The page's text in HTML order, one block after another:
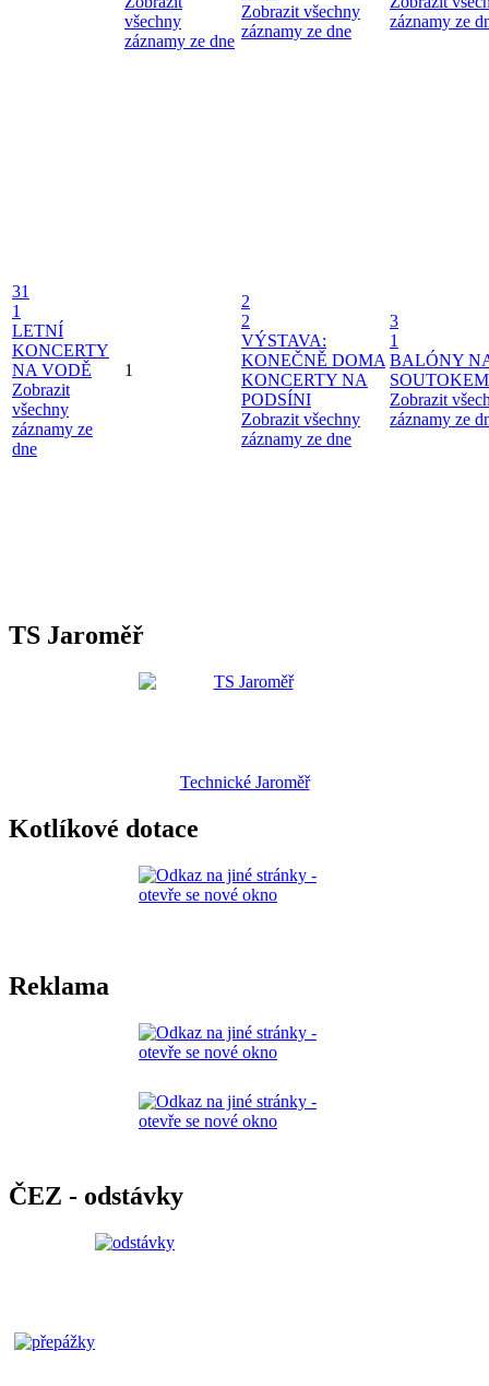
všechny
záznamy ze dne
Zobrazit všechny
záznamy ze dne
záznamy ze
31
1
LETNÍ
KONCERTY
NA VODĚ
Zobrazit
všechny
záznamy ze
dne
1
2
2
VÝSTAVA:
KONEČNĚ DOMA
KONCERTY NA
PODSÍNI
Zobrazit všechny
záznamy ze dne
3
1
BALÓNY
SOUTOKEM
Zobrazit
záznamy ze
TS Jaroměř
Technické Jaroměř
Kotlíkové dotace
Reklama
ČEZ - odstávky